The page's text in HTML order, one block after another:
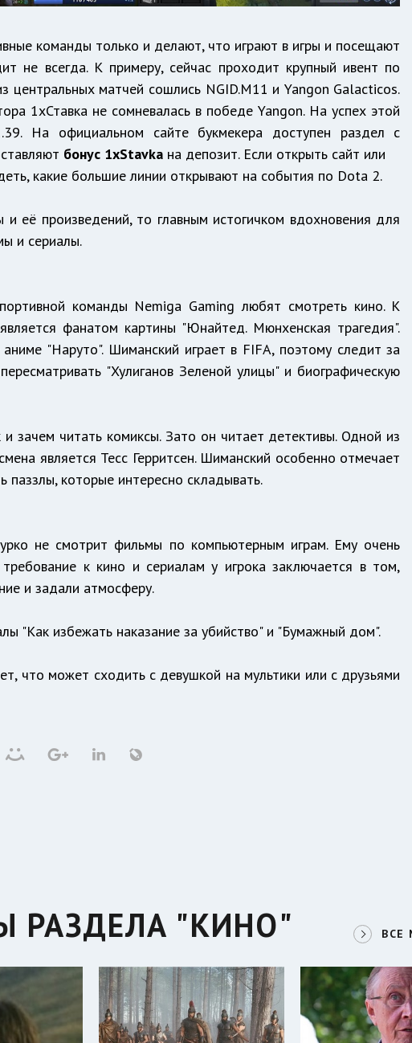
команды только и делают, что играют в игры и посещают
не всегда. К примеру, сейчас проходит крупный ивент по
матчей сошлись NGID.M11 и Yangon Galacticos.
1хСтавка не сомневалась в победе Yangon. На успех этой
На официальном сайте букмекера доступен раздел с
бонус 1xStavka на депозит. Если открыть сайт или
какие большие линии открывают на события по Dota 2.
и её произведений, то главным истогичком вдохновения для
и сериалы.
команды Nemiga Gaming любят смотреть кино. К
фанатом картины "Юнайтед. Мюнхенская трагедия".
"Наруто". Шиманский играет в FIFA, поэтому следит за
"Хулиганов Зеленой улицы" и биографическую
зачем читать комиксы. Зато он читает детективы. Одной из
является Тесс Герритсен. Шиманский особенно отмечает
паззлы, которые интересно складывать.
не смотрит фильмы по компьютерным играм. Ему очень
требование к кино и сериалам у игрока заключается в том,
и задали атмосферу.
"Как избежать наказание за убийство" и "Бумажный дом".
что может сходить с девушкой на мультики или с друзьями
РАЗДЕЛА "КИНО" ВСЕ